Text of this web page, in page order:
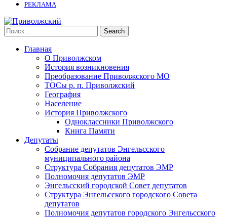
РЕКЛАМА
Главная
О Приволжском
История возникновения
Преобразование Приволжского МО
ТОСы р. п. Приволжский
География
Население
История Приволжского
Одноклассники Приволжского
Книга Памяти
Депутаты
Собрание депутатов Энгельсского
муниципального района
Структура Собрания депутатов ЭМР
Полномочия депутатов ЭМР
Энгельсский городской Совет депутатов
Структура Энгельсского городского Совета
депутатов
Полномочия депутатов городского Энгельсского